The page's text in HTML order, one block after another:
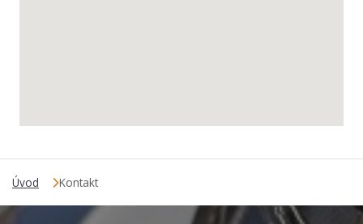
Úvod Kontakt